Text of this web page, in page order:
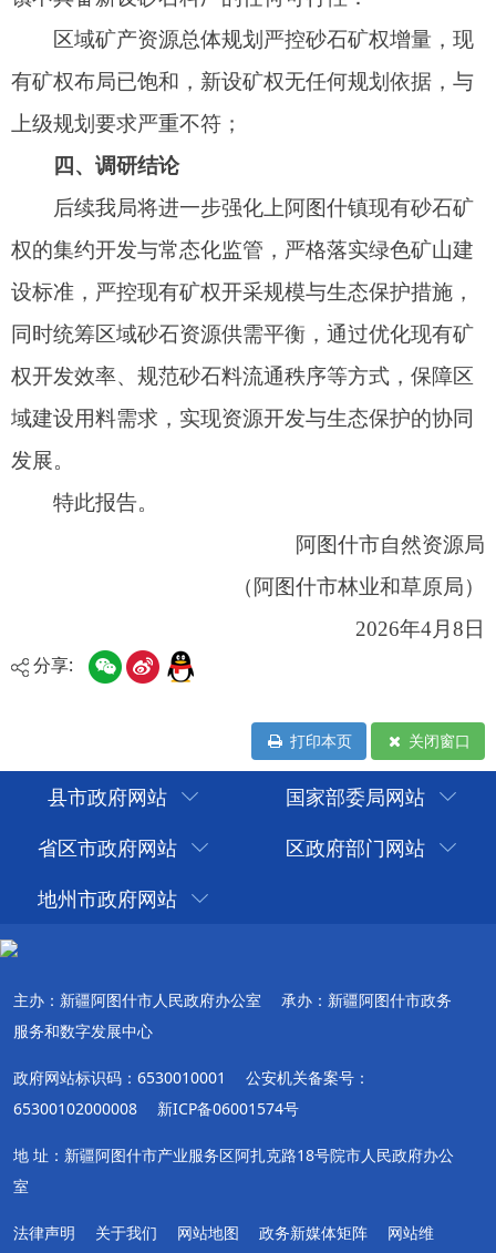
发展。
特此报告。
阿图什市自然资源局
（阿图什市林业和草原局）
分享:
打印本页 关闭窗口
县市政府网站
国家部委局网站
省区市政府网站
区政府部门网站
地州市政府网站
主办：新疆阿图什市人民政府办公室
承办：新疆阿图什市政务
服务和数字发展中心
政府网站标识码：6530010001
公安机关备案号：
65300102000008
新ICP备06001574号
地 址：新疆阿图什市产业服务区阿扎克路18号院市人民政府办公
室
法律声明 关于我们 网站地图 政务新媒体矩阵 网站维